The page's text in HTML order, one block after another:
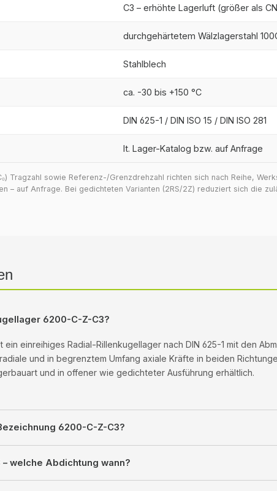
C3 – erhöhte Lagerluft (größer als
durchgehärtetem Wälzlagerstahl
Stahlblech
ca. -30 bis +150 °C
DIN 625-1 / DIN ISO 15 / DIN ISO 281
lt. Lager-Katalog bzw. auf Anfrage
Tragzahl sowie Referenz-/Grenzdrehzahl richten sich nach Reihe,
– auf Anfrage. Bei gedichteten Varianten (2RS/2Z) reduziert sich die
6200-C-Z-C3?
ein einreihiges Radial-Rillenkugellager nach DIN 625-1 mit den
und in begrenztem Umfang axiale Kräfte in beiden
und in offener wie gedichteter Ausführung erhältlich.
6200-C-Z-C3?
– welche Abdichtung wann?